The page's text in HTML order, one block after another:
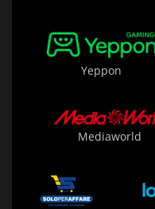
Yeppon
Mediaworld